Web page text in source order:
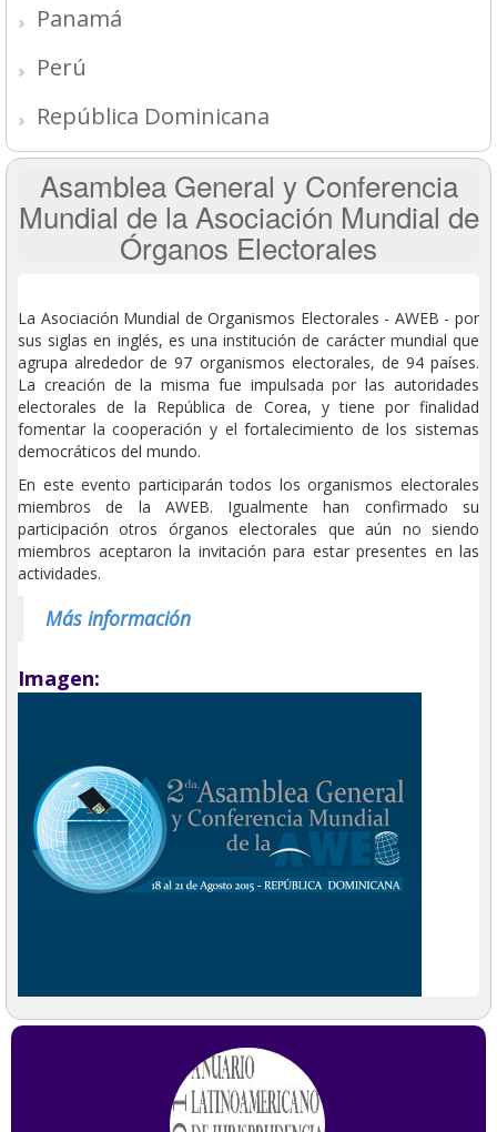
Panamá
Perú
República Dominicana
Asamblea General y Conferencia
Mundial de la Asociación Mundial de
Órganos Electorales
La Asociación Mundial de Organismos Electorales - AWEB - por
sus siglas en inglés, es una institución de carácter mundial que
agrupa alrededor de 97 organismos electorales, de 94 países.
La creación de la misma fue impulsada por las autoridades
electorales de la República de Corea, y tiene por finalidad
fomentar la cooperación y el fortalecimiento de los sistemas
democráticos del mundo.
En este evento participarán todos los organismos electorales
miembros de la AWEB. Igualmente han confirmado su
participación otros órganos electorales que aún no siendo
miembros aceptaron la invitación para estar presentes en las
actividades.
Más información
Imagen: